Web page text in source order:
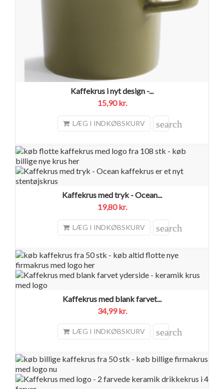
Kaffekrus i nyt design -...
15,90 kr.
LÆG I INDKØBSKURV search
Kaffekrus med tryk - Ocean...
19,80 kr.
LÆG I INDKØBSKURV search
Kaffekrus med blank farvet...
34,99 kr.
LÆG I INDKØBSKURV search